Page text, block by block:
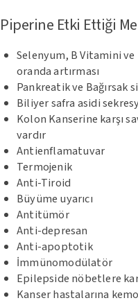
Piperine Etki Ettiği
Selenyum, B Vitamini
oranda artırması
Pankreatik ve
Biliyer safra asidi
Kolon Kanserine karşı
vardır
Antienflamatuvar
Termojenik
Anti-Tiroid
Büyüme uyarıcı
Antitümör
Anti-depresan
Anti-apoptotik
İmmünomodülatör
Epilepside nöbetlere
Kanser hastalarına